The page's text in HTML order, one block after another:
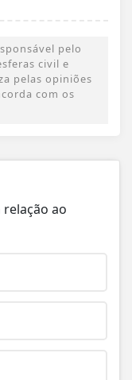
pelo
civil e
pelas opiniões
com os
ao